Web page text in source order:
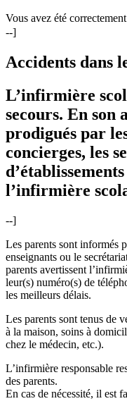
Vous avez été
--]
Accidents dans
L’infirmière
secours. En son
prodigués par
concierges, les
l’infirmière
--]
Les parents sont informés
enseignants ou le
parents avertissent
leur(s) numéro(s) de
les meilleurs délais.
Les parents sont tenus de
à la maison, soins à
chez le médecin, etc.).
L’infirmière responsable
des parents.
En cas de nécessité, il est